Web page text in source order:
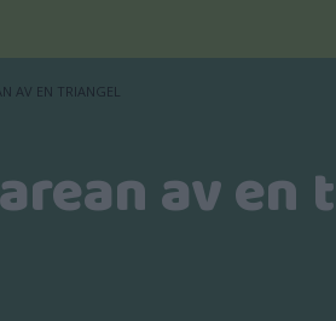
AV EN TRIANGEL
av en